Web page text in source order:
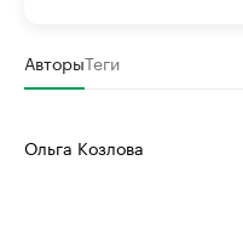
АвторыТеги
Ольга Козлова